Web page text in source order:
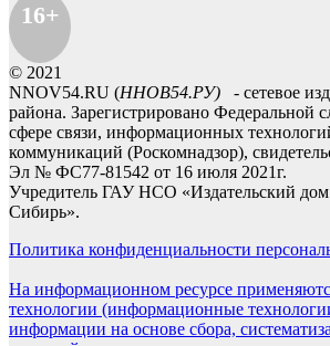
16+
© 2021
NNOV54.RU (ННОВ54.РУ) - сетевое
района. Зарегистрировано Федеральной
сфере связи, информационных
коммуникаций (Роскомнадзор),
Эл № ФС77-81542 от 16 июля 2021г.
Учредитель ГАУ НСО «Издательский дом
Сибирь».
Политика конфиденциальности
На информационном ресурсе
технологии (информационные
информации на основе сбора,